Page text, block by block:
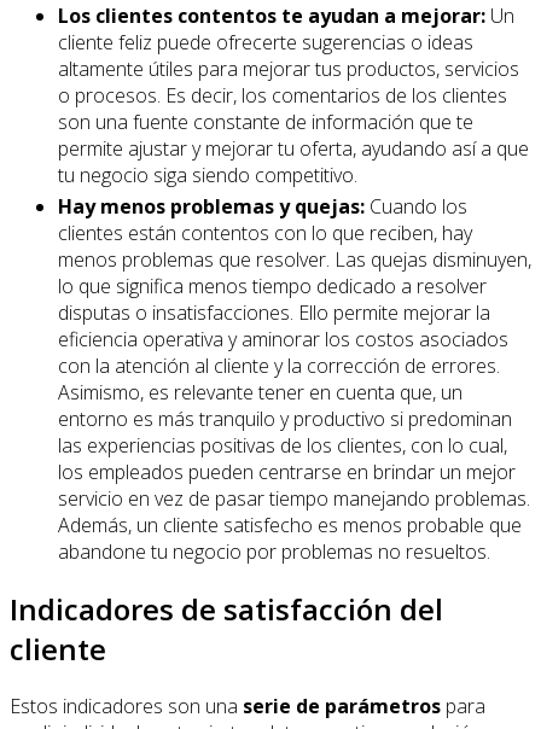
Los clientes contentos te ayudan a mejorar: Un
cliente feliz puede ofrecerte sugerencias o ideas
altamente útiles para mejorar tus productos, servicios
o procesos. Es decir, los comentarios de los clientes
son una fuente constante de información que te
permite ajustar y mejorar tu oferta, ayudando así a que
tu negocio siga siendo competitivo.
Hay menos problemas y quejas: Cuando los
clientes están contentos con lo que reciben, hay
menos problemas que resolver. Las quejas disminuyen,
lo que significa menos tiempo dedicado a resolver
disputas o insatisfacciones. Ello permite mejorar la
eficiencia operativa y aminorar los costos asociados
con la atención al cliente y la corrección de errores.
Asimismo, es relevante tener en cuenta que, un
entorno es más tranquilo y productivo si predominan
las experiencias positivas de los clientes, con lo cual,
los empleados pueden centrarse en brindar un mejor
servicio en vez de pasar tiempo manejando problemas.
Además, un cliente satisfecho es menos probable que
abandone tu negocio por problemas no resueltos.
Indicadores de satisfacción del
cliente
Estos indicadores son una serie de parámetros para